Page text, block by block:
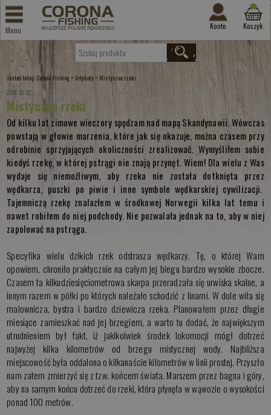
Menu Konto Koszyk
Jesteś tutaj: Corona-Fishing >Artykuły > Mistyczne rzeki
2018-02-22
Mistyczne rzeki
Od kilku lat zimowe wieczory spędzam nad mapą Skandynawii. Wówczas
powstają w głowie marzenia, które jak się okazuje, można czasem przy
odrobinie sprzyjających okoliczności zrealizować. Wymyśliłem sobie
kiedyś rzekę, w której pstrągi nie znają przynęt. Wiem! Dla wielu z Was
wydaje się niemożliwym, aby rzeka nie została dotknięta przez
wędkarza, puszki po piwie i inne symbole wędkarskiej cywilizacji.
Tajemniczą rzekę znalazłem w środkowej Norwegii kilka lat temu i
nawet robiłem do niej podchody. Nie pozwalała jednak na to, aby w niej
zapolować na pstrąga.
Specyfika wielu dzikich rzek odstrasza wędkarzy. Tę, o której Wam
opowiem, chroniło praktycznie na całym jej biegu bardzo wysokie zbocze.
Czasem ta kilkudziesięciometrowa skarpa przeradzała się urwiska skalne, a
innym razem w półki po których należało schodzić z linami. W dole wiła się
malownicza, bystra i bardzo dziewicza rzeka. Planowałem przez długie
miesiące zamieszkać nad jej brzegiem, a warto tu dodać, że największym
utrudnieniem był fakt, iż jakikolwiek środek lokomocji mógł dotrzeć
najwyżej kilka kilometrów od brzegu mistycznej wody. Najbliższa
miejscowość była oddalona o kilkanaście kilometrów w linii prostej. Przyszło
nam zatem zmierzyć się z tzw. końcem świata. Marszem przez bagna i góry,
aby na samym końcu dotrzeć do rzeki, która płynęła w wąwozie o wysokości
ponad 100 metrów.